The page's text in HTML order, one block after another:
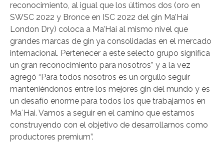
reconocimiento, al igual que los últimos dos (oro en
SWSC 2022 y Bronce en ISC 2022 del gin Ma’Hai
London Dry) coloca a Ma’Hai al mismo nivel que
grandes marcas de gin ya consolidadas en el mercado
internacional. Pertenecer a este selecto grupo significa
un gran reconocimiento para nosotros” y a la vez
agregó “Para todos nosotros es un orgullo seguir
manteniéndonos entre los mejores gin del mundo y es
un desafío enorme para todos los que trabajamos en
Ma´Hai. Vamos a seguir en el camino que estamos
construyendo con el objetivo de desarrollarnos como
productores premium”.